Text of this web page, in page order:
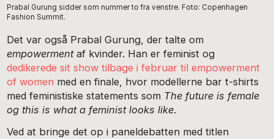
Prabal Gurung sidder som nummer to fra venstre. Foto: Copenhagen
Fashion Summit.
Det var også Prabal Gurung, der talte om
empowermentaf kvinder. Han er feminist og
dedikerede sit show tilbage i februar til empowerment
of women med en finale, hvor modellerne bar t-shirts
med feministiske statements som The future is female
og this is what a feminist looks like.
Ved at bringe det op i paneldebatten med titlen